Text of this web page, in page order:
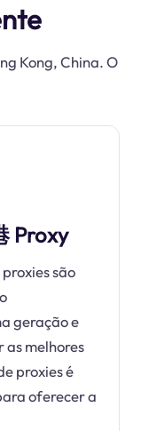
Kong, China. O
Proxy
são
geração e
melhores
proxies é
oferecer a